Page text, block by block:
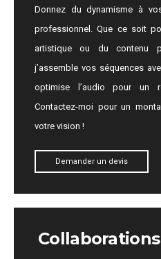
Donnez du dynamisme à
professionnel. Que ce soit
artistique ou du contenu
j’assemble vos séquences
optimise l’audio pour un
Contactez-moi pour un
votre vision !
Demander un devis